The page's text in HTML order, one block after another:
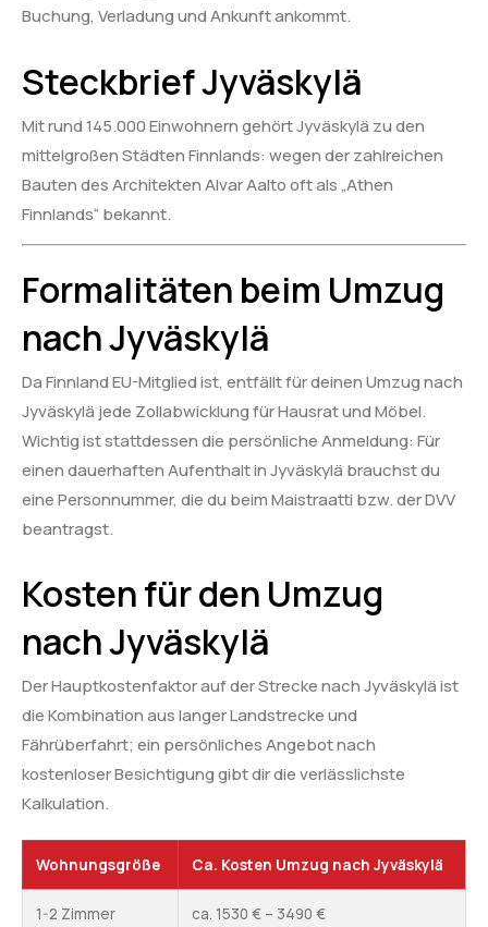
Buchung, Verladung und Ankunft ankommt.
Steckbrief Jyväskylä
Mit rund 145.000 Einwohnern gehört Jyväskylä zu den
mittelgroßen Städten Finnlands: wegen der zahlreichen
Bauten des Architekten Alvar Aalto oft als „Athen
Finnlands“ bekannt.
Formalitäten beim Umzug
nach Jyväskylä
Da Finnland EU-Mitglied ist, entfällt für deinen Umzug nach
Jyväskylä jede Zollabwicklung für Hausrat und Möbel.
Wichtig ist stattdessen die persönliche Anmeldung: Für
einen dauerhaften Aufenthalt in Jyväskylä brauchst du
eine Personnummer, die du beim Maistraatti bzw. der DVV
beantragst.
Kosten für den Umzug
nach Jyväskylä
Der Hauptkostenfaktor auf der Strecke nach Jyväskylä ist
die Kombination aus langer Landstrecke und
Fährüberfahrt; ein persönliches Angebot nach
kostenloser Besichtigung gibt dir die verlässlichste
Kalkulation.
Wohnungsgröße Ca. Kosten Umzug nach Jyväskylä
1-2 Zimmer ca. 1530 € – 3490 €